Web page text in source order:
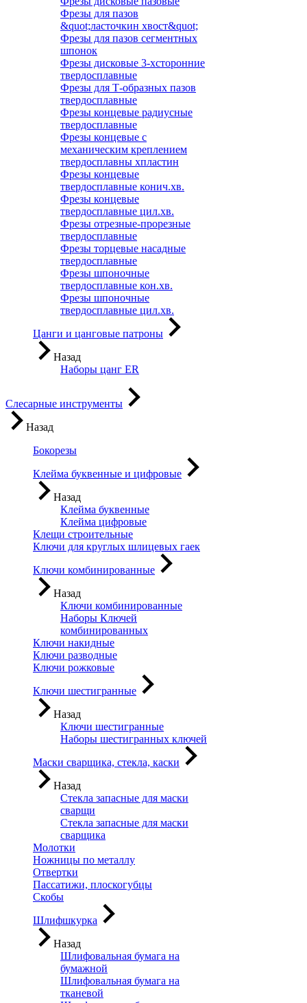
Фрезы для пазов
&quot;ласточкин хвост&quot;
Фрезы для пазов сегментных
шпонок
Фрезы дисковые 3-хсторонние
твердосплавные
Фрезы для Т-образных пазов
твердосплавные
Фрезы концевые радиусные
твердосплавные
Фрезы концевые с
механическим креплением
твердосплавны хпластин
Фрезы концевые
твердосплавные конич.хв.
Фрезы концевые
твердосплавные цил.хв.
Фрезы отрезные-прорезные
твердосплавные
Фрезы торцевые насадные
твердосплавные
Фрезы шпоночные
твердосплавные кон.хв.
Фрезы шпоночные
твердосплавные цил.хв.
Цанги и цанговые патроны
Назад
Наборы цанг ER
Слесарные инструменты
Назад
Бокорезы
Клейма буквенные и цифровые
Назад
Клейма буквенные
Клейма цифровые
Клещи строительные
Ключи для круглых шлицевых гаек
Ключи комбинированные
Назад
Ключи комбинированные
Наборы Ключей
комбинированных
Ключи накидные
Ключи разводные
Ключи рожковые
Ключи шестигранные
Назад
Ключи шестигранные
Наборы шестигранных ключей
Маски сварщика, стекла, каски
Назад
Стекла запасные для маски
сварщи
Стекла запасные для маски
сварщика
Молотки
Ножницы по металлу
Отвертки
Пассатижи, плоскогубцы
Скобы
Шлифшкурка
Назад
Шлифовальная бумага на
бумажной
Шлифовальная бумага на
тканевой